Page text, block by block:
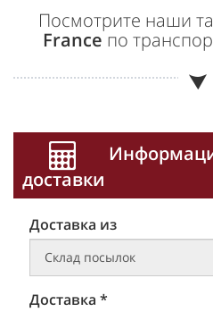
Посмотрите наши
France по
доставки
Доставка из
Доставка *